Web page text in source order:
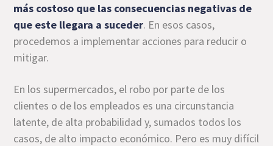
más costoso que las consecuencias negativas de
que este llegara a suceder. En esos casos,
procedemos a implementar acciones para reducir o
mitigar.
En los supermercados, el robo por parte de los
clientes o de los empleados es una circunstancia
latente, de alta probabilidad y, sumados todos los
casos, de alto impacto económico. Pero es muy difícil